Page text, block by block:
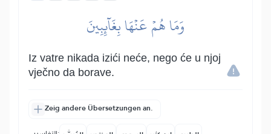
وَمَا هُمۡ عَنۡهَا بِغَآئِبِينَ
Iz vatre nikada izići neće, nego će u njoj
vječno da borave.
Zeig andere Übersetzungen an.